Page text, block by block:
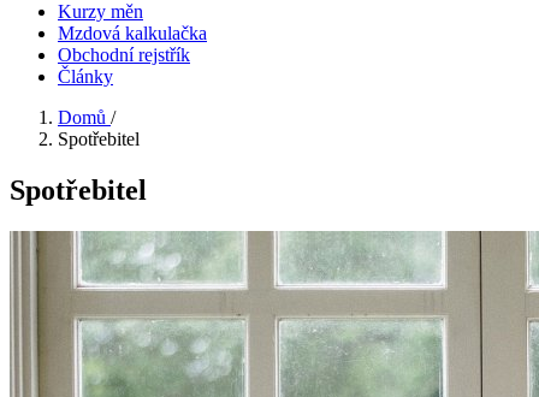
Kurzy měn
Mzdová kalkulačka
Obchodní rejstřík
Články
Domů /
Spotřebitel
Spotřebitel